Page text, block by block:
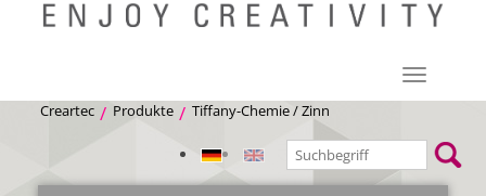
Menü
Creartec Produkte Tiffany-Chemie / Zinn